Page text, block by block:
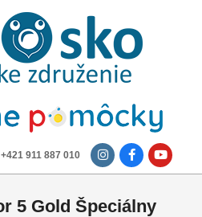
911 887 010
5 Gold Špeciálny